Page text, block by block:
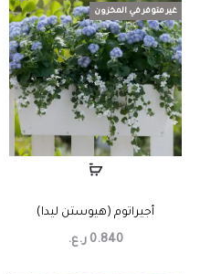
غير متوفر في المخزون
أجيراتوم (هيوستن ليدا)
0.840 ر.ع.